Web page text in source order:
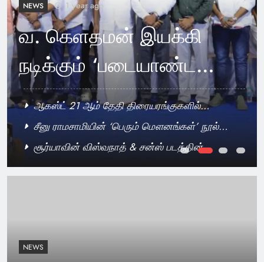
NEWS 1 year ago
வ. கெளதமன் இயக்கி
நடிக்கும் ‘படையாண்ட
மாவீரா’ திரைப்படத்தின்
இசை வெளியீட்டு விழா
ஆகஸ்ட் 21 ஆம் தேதி திரையரங்குகளில்
வெளியாகிறது ‘ONE MAN’ திரைப்படம்
சீனு ராமசாமியின் ‘பெரும் மௌனங்கள்’ நூல்
வெளியீடு
சூர்யாவின் விஸ்வநாத் & சன்ஸ் படத்தின்
NEWS